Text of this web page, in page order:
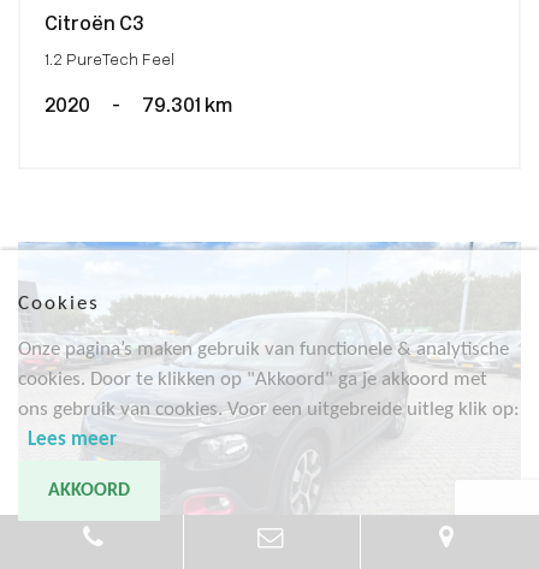
Citroën C3
1.2 PureTech Feel
2020 - 79.301 km
Cookies
Onze pagina’s maken gebruik van functionele & analytische
cookies. Door te klikken op "Akkoord" ga je akkoord met
ons gebruik van cookies. Voor een uitgebreide uitleg klik op:
Lees meer
AKKOORD